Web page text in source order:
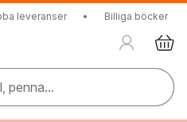
leveranser • Billiga böcker
penna...